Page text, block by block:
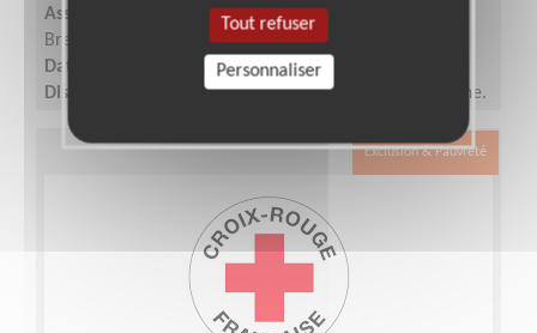
Association :
Croix-Rouge Française - Unité Locale de
Brest
Date :
Disponibilité demandée :2 demi-journées par semaine.
Exclusion & Pauvreté
Tout refuser
Personnaliser